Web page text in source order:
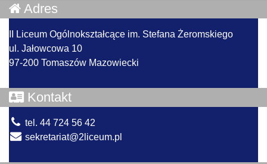
Adres
II Liceum Ogólnokształcące im. Stefana Żeromskiego
ul. Jałowcowa 10
97-200 Tomaszów Mazowiecki
Kontakt
tel. 44 724 56 42
sekretariat@2liceum.pl